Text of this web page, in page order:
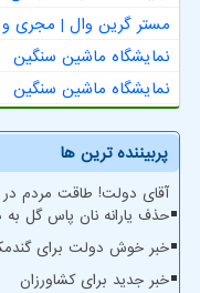
مستر گرین وال | مجری و
نمایشگاه ماشین سنگین
نمایشگاه ماشین سنگین
پربیننده ترین ها
آقای دولت! طاقت مردم در
حذف یارانه نان پاس گل
خبر خوش دولت برای
خبر جدید برای کشاورزان